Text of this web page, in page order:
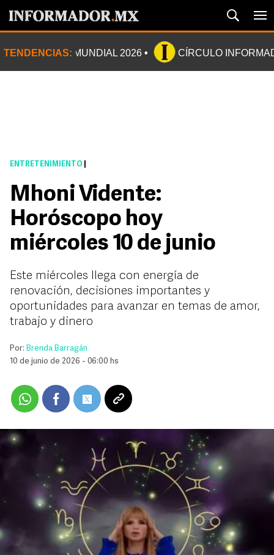
TENDENCIAS: MUNDIAL 2026 CÍRCULO
ENTRETENIMIENTO
Mhoni Vidente:
Horóscopo hoy
miércoles 10 de junio
Este miércoles llega con energía de
renovación, decisiones importantes y
oportunidades para avanzar en temas de amor,
trabajo y dinero
Por: Brenda Barragán
10 de junio de 2026 - 06:00 hs